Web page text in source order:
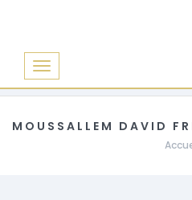
Basculer
la
MOUSSALLEM DAVID